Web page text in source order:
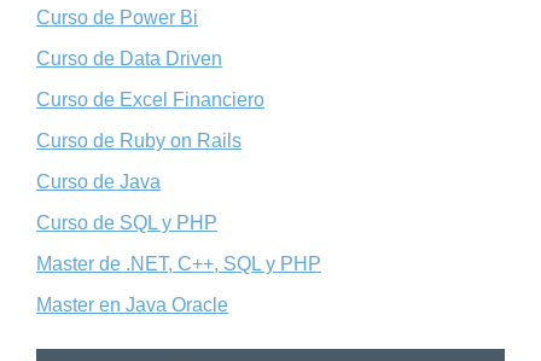
Curso de Power Bi
Curso de Data Driven
Curso de Excel Financiero
Curso de Ruby on Rails
Curso de Java
Curso de SQL y PHP
Master de .NET, C++, SQL y PHP
Master en Java Oracle